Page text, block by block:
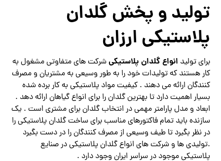
تولید و پخش گلدان
پلاستیکی ارزان
برای تولید انواع گلدان پلاستیکیشرکت های متفاوتی مشغول به
کار هستند که تولیدات خود را به طور وسیعی به مشتریان و مصرف
کنندگان ارائه می دهند . کیفیت مواد پلاستیکی به کار برده شده
بسیار اهمیت دارد تا بهترین گلدان را برای انواع گیاهان ارائه دهد .
ابعاد و مدل پارامتر مهمی در انتخاب گلدان برای مشتری است . یک
سازنده باید تمام فاکتورهای مناسب برای ساخت گلدان پلاستیکی را
در نظر بگیرد تا طیف وسیعی از مصرف کنندگان را در دست بگیرد
.تولیدی ها و شرکت های انواع گلدان پلاستیکی در صنایع
پلاستیکی موجود در سراسر ایران وجود دارد .